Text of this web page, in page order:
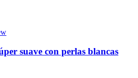
suave con perlas blancas